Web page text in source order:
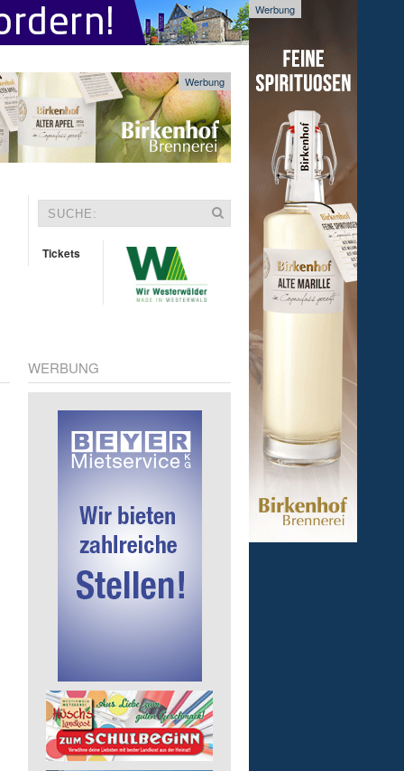
Werbung
Werbung
Tickets
WERBUNG